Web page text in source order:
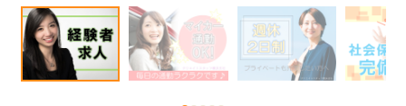
該当件数
17,050 他の条件を選択